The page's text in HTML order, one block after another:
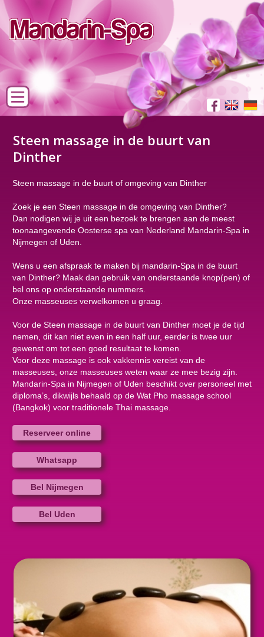
Steen massage in de buurt van
Dinther
Steen massage in de buurt of omgeving van Dinther
Zoek je een Steen massage in de omgeving van Dinther?
Dan nodigen wij je uit een bezoek te brengen aan de meest
toonaangevende Oosterse spa van Nederland Mandarin-Spa in
Nijmegen of Uden.
Wens u een afspraak te maken bij mandarin-Spa in de buurt
van Dinther? Maak dan gebruik van onderstaande knop(pen) of
bel ons op onderstaande nummers.
Onze masseuses verwelkomen u graag.
Voor de Steen massage in de buurt van Dinther moet je de tijd
nemen, dit kan niet even in een half uur, eerder is twee uur
gewenst om tot een goed resultaat te komen.
Voor deze massage is ook vakkennis vereist van de
masseuses, onze masseuses weten waar ze mee bezig zijn.
Mandarin-Spa in Nijmegen of Uden beschikt over personeel met
diploma’s, dikwijls behaald op de Wat Pho massage school
(Bangkok) voor traditionele Thai massage.
Reserveer online
Whatsapp
Bel Nijmegen
Bel Uden